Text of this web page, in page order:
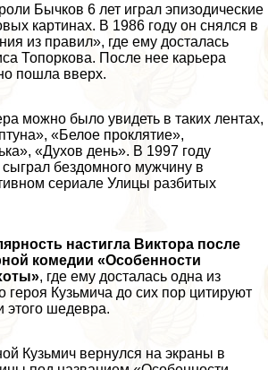
Бычков 6 лет играл эпизодические
картинах. В 1986 году он снялся в
из правил», где ему досталась
Топоркова. После нее карьера
пошла вверх.
можно было увидеть в таких лентах,
«Белое проклятие»,
«Духов день». В 1997 году
бездомного мужчину в
сериале Улицы разбитых
настигла Виктора после
комедии «Особенности
, где ему досталась одна из
героя Кузьмича до сих пор цитируют
этого шедевра.
Кузьмич вернулся на экраны в